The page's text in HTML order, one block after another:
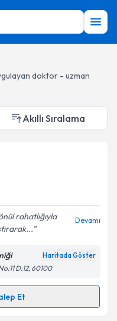
doktor - uzman
Akıllı Sıralama
rahatlığıyla
Devamı
Haritada Göster
D:12, 60100
Et